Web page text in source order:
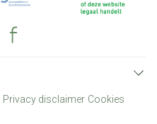
Privacy disclaimer Cookies